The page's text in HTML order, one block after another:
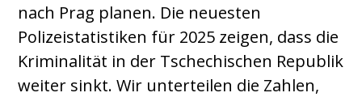
nach Prag planen. Die neuesten
Polizeistatistiken für 2025 zeigen, dass die
Kriminalität in der Tschechischen Republik
weiter sinkt. Wir unterteilen die Zahlen,